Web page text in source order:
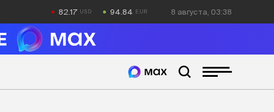
82.17 94.84 8 августа, 03:38